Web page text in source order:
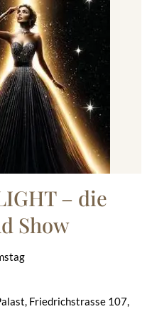
– die
Show
Friedrichstrasse 107,